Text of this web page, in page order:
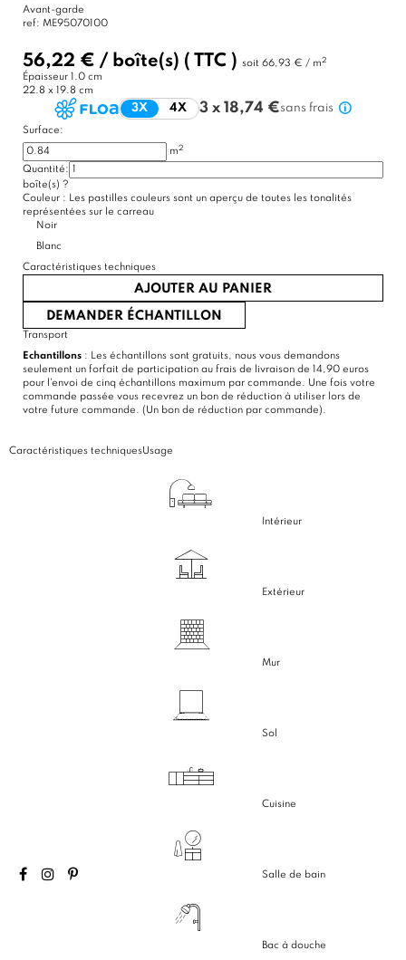
(2 avis)
Avant-garde
ref: ME95070100
56,22 € / boîte(s) ( TTC ) soit 66,93 € / m2
Épaisseur 1.0 cm
22.8 x 19.8 cm
3X 4X 3 x 18,74 €sans frais
Surface:
m2
Quantité:
boîte(s) ?
Couleur : Les pastilles couleurs sont un aperçu de toutes les tonalités
représentées sur le carreau
Noir
Blanc
Caractéristiques techniques
AJOUTER AU PANIER
DEMANDER ÉCHANTILLON
Transport
Echantillons : Les échantillons sont gratuits, nous vous demandons
seulement un forfait de participation au frais de livraison de 14,90 euros
pour l'envoi de cinq échantillons maximum par commande. Une fois votre
commande passée vous recevrez un bon de réduction à utiliser lors de
votre future commande. (Un bon de réduction par commande).
Caractéristiques techniquesUsage
Intérieur
Extérieur
Mur
Sol
Cuisine
Salle de bain
Bac à douche